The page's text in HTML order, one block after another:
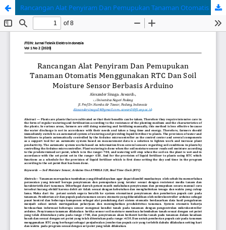
Rancangan Alat Penyiram Dan Pemupukan Tanaman Otomatis Menggunakan Rtc Dan Soil Moisture Sensor Berbasis Arduino